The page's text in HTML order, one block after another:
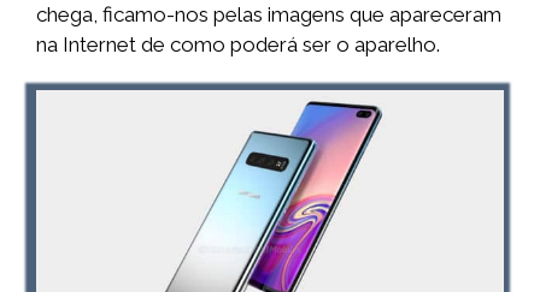
chega, ficamo-nos pelas imagens que apareceram
na Internet de como poderá ser o aparelho.